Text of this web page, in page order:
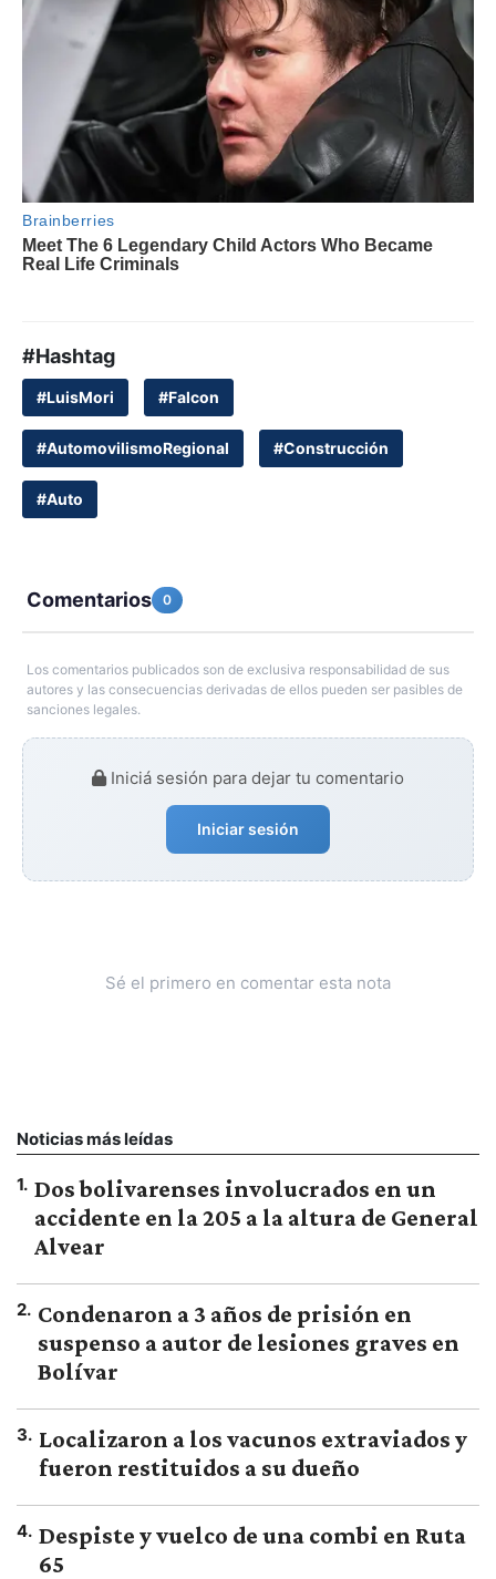
#Hashtag
#LuisMori #Falcon
#AutomovilismoRegional #Construcción
#Auto
Comentarios 0
Los comentarios publicados son de exclusiva responsabilidad de sus
autores y las consecuencias derivadas de ellos pueden ser pasibles de
sanciones legales.
Iniciá sesión para dejar tu comentario
Iniciar sesión
Sé el primero en comentar esta nota
Noticias más leídas
1. Dos bolivarenses involucrados en un
accidente en la 205 a la altura de General
Alvear
2. Condenaron a 3 años de prisión en
suspenso a autor de lesiones graves en
Bolívar
3. Localizaron a los vacunos extraviados y
fueron restituidos a su dueño
4. Despiste y vuelco de una combi en Ruta
65